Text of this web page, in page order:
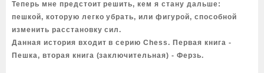
Теперь мне предстоит решить, кем я стану дальше:
пешкой, которую легко убрать, или фигурой, способной
изменить расстановку сил.
Данная история входит в серию Chess. Первая книга -
Пешка, вторая книга (заключительная) - Ферзь.